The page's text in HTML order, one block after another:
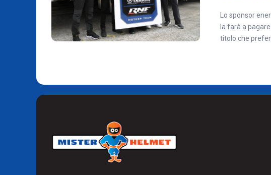
Lo sponsor
la farà a
titolo che